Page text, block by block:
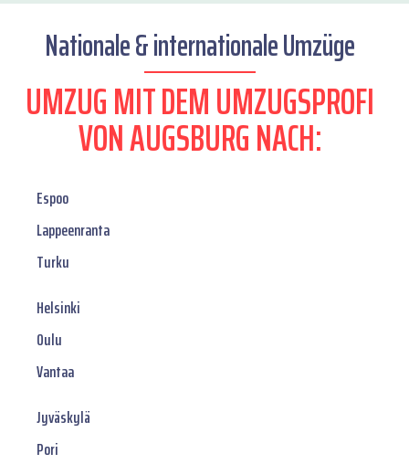
Nationale & internationale Umzüge
UMZUG MIT DEM UMZUGSPROFI
VON AUGSBURG NACH:
Espoo
Lappeenranta
Turku
Helsinki
Oulu
Vantaa
Jyväskylä
Pori